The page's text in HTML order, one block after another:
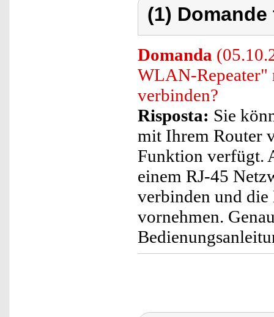
(1)
Domanda
WLAN-Repeater"
verbinden?
Risposta: Sie
mit Ihrem Router
Funktion verfügt.
einem RJ-45
verbinden und
vornehmen.